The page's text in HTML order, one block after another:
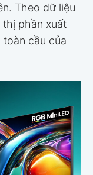
Theo dữ liệu
thị phần xuất
cầu của